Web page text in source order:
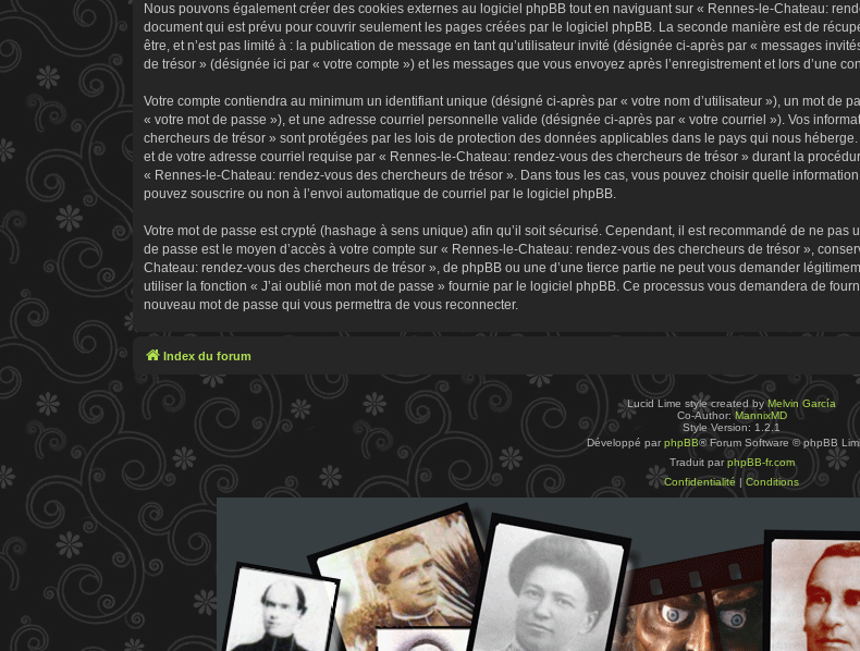
Nous pouvons également créer des cookies externes au logiciel phpBB tout en naviguant sur « Rennes-le-Chateau:
document qui est prévu pour couvrir seulement les pages créées par le logiciel phpBB. La seconde manière est de
être, et n’est pas limité à : la publication de message en tant qu’utilisateur invité (désignée ci-après par « messages
de trésor » (désignée ici par « votre compte ») et les messages que vous envoyez après l’enregistrement et lors d’une
Votre compte contiendra au minimum un identifiant unique (désigné ci-après par « votre nom d’utilisateur »), un mot de
« votre mot de passe »), et une adresse courriel personnelle valide (désignée ci-après par « votre courriel »). Vos
chercheurs de trésor » sont protégées par les lois de protection des données applicables dans le pays qui nous
et de votre adresse courriel requise par « Rennes-le-Chateau: rendez-vous des chercheurs de trésor » durant la
« Rennes-le-Chateau: rendez-vous des chercheurs de trésor ». Dans tous les cas, vous pouvez choisir quelle
pouvez souscrire ou non à l’envoi automatique de courriel par le logiciel phpBB.
Votre mot de passe est crypté (hashage à sens unique) afin qu’il soit sécurisé. Cependant, il est recommandé de ne
de passe est le moyen d’accès à votre compte sur « Rennes-le-Chateau: rendez-vous des chercheurs de trésor »,
Chateau: rendez-vous des chercheurs de trésor », de phpBB ou une d’une tierce partie ne peut vous demander
utiliser la fonction « J’ai oublié mon mot de passe » fournie par le logiciel phpBB. Ce processus vous demandera de
nouveau mot de passe qui vous permettra de vous reconnecter.
Index du forum
Lucid Lime style created byMelvin García
Co-Author: MannixMD
Style Version: 1.2.1
Développé par phpBB® Forum Software © phpBB
Traduit par phpBB-fr.com
Confidentialité | Conditions